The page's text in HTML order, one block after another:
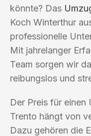
könnte? Das
Koch Winterthur
professionelle
Mit jahrelanger
Team sorgen wir
reibungslos und
Der Preis für einen
Trento hängt von
Dazu gehören die